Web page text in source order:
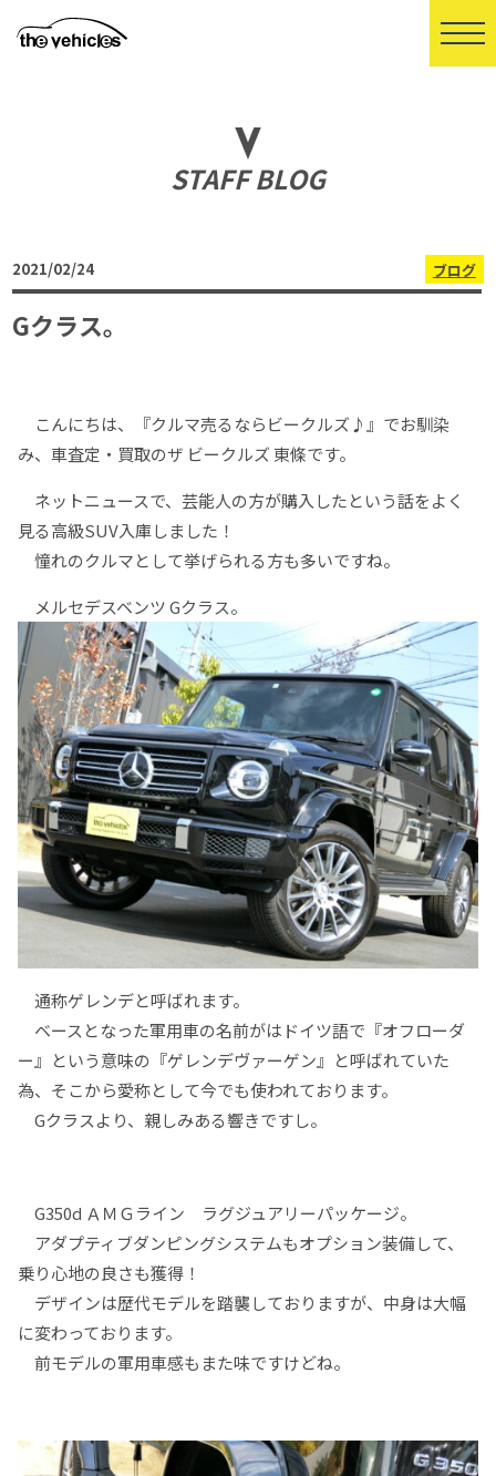
STAFF BLOG
Gクラス。
ブログ
2021/02/24
こんにちは、『クルマ売るならビークルズ♪』でお馴染
み、車査定・買取のザ ビークルズ 東條です。
ネットニュースで、芸能人の方が購入したという話をよく
見る高級SUV入庫しました！
憧れのクルマとして挙げられる方も多いですね。
メルセデスベンツ Gクラス。
通称ゲレンデと呼ばれます。
ベースとなった軍用車の名前がはドイツ語で『オフローダ
ー』という意味の『ゲレンデヴァーゲン』と呼ばれていた
為、そこから愛称として今でも使われております。
Gクラスより、親しみある響きですし。
G350d ＡＭＧライン ラグジュアリーパッケージ。
アダプティブダンピングシステムもオプション装備して、
乗り心地の良さも獲得！
デザインは歴代モデルを踏襲しておりますが、中身は大幅
に変わっております。
前モデルの軍用車感もまた味ですけどね。